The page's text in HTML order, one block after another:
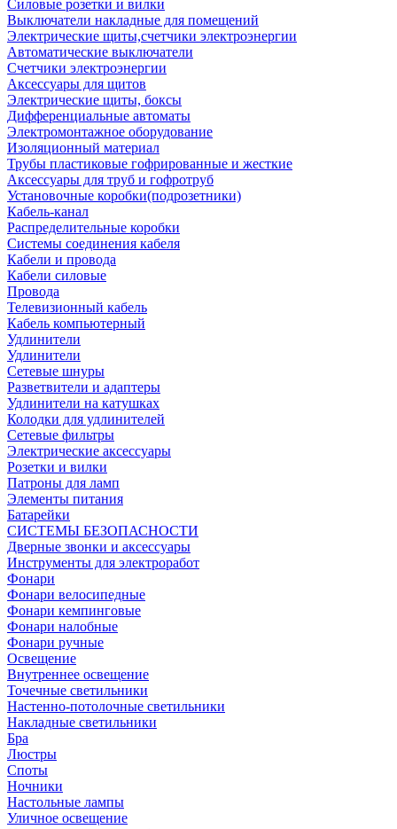
Силовые розетки и вилки
Выключатели накладные для помещений
Электрические щиты,счетчики электроэнергии
Автоматические выключатели
Счетчики электроэнергии
Аксессуары для щитов
Электрические щиты, боксы
Дифференциальные автоматы
Электромонтажное оборудование
Изоляционный материал
Трубы пластиковые гофрированные и жесткие
Аксессуары для труб и гофротруб
Установочные коробки(подрозетники)
Кабель-канал
Распределительные коробки
Системы соединения кабеля
Кабели и провода
Кабели силовые
Провода
Телевизионный кабель
Кабель компьютерный
Удлинители
Удлинители
Сетевые шнуры
Разветвители и адаптеры
Удлинители на катушках
Колодки для удлинителей
Сетевые фильтры
Электрические аксессуары
Розетки и вилки
Патроны для ламп
Элементы питания
Батарейки
СИСТЕМЫ БЕЗОПАСНОСТИ
Дверные звонки и аксессуары
Инструменты для электроработ
Фонари
Фонари велосипедные
Фонари кемпинговые
Фонари налобные
Фонари ручные
Освещение
Внутреннее освещение
Точечные светильники
Настенно-потолочные светильники
Накладные светильники
Бра
Люстры
Споты
Ночники
Настольные лампы
Уличное освещение